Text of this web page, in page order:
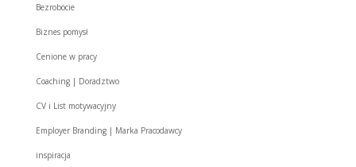
Bezrobocie
Biznes pomysł
Cenione w pracy
Coaching | Doradztwo
CV i List motywacyjny
Employer Branding | Marka Pracodawcy
inspiracja